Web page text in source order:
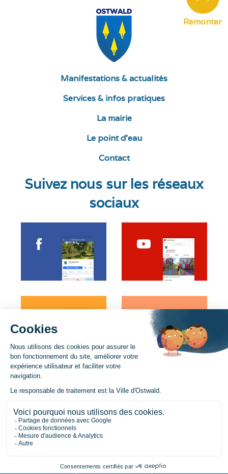
Remonter
Manifestations & actualités
Services & infos pratiques
La mairie
Le point d’eau
Contact
Suivez nous sur les réseaux
sociaux
Recrutement
Politique de confidentialité / Données personnelles
Politique de cookies
Gestion des cookies Accessibilité